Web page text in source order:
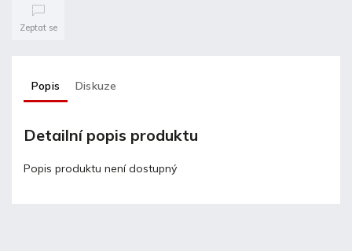
Zeptat se
Popis Diskuze
Detailní popis produktu
Popis produktu není dostupný